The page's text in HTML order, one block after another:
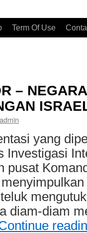
Term Of Use
–
yang
Investigasi
pusat
diam-diam